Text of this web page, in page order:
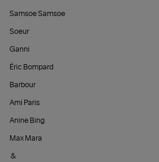
Samsoe Samsoe
Soeur
Ganni
Éric Bompard
Barbour
Ami Paris
Anine Bing
Max Mara
&